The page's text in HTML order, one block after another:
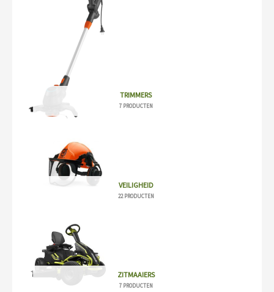
TRIMMERS
7 PRODUCTEN
VEILIGHEID
22 PRODUCTEN
ZITMAAIERS
7 PRODUCTEN